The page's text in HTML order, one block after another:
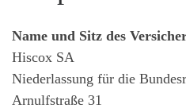
Name und Sitz des
Hiscox SA
Niederlassung für die
Arnulfstraße 31